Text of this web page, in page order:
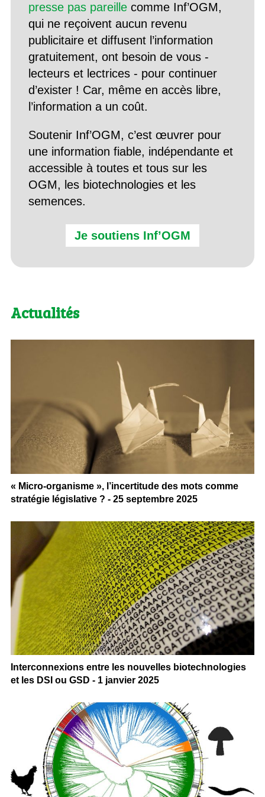
presse pas pareillecomme Inf’OGM,
qui ne reçoivent aucun revenu
publicitaire et diffusent l’information
gratuitement, ont besoin de vous -
lecteurs et lectrices - pour continuer
d’exister ! Car, même en accès libre,
l’information a un coût.
Soutenir Inf’OGM, c’est œuvrer pour
une information fiable, indépendante et
accessible à toutes et tous sur les
OGM, les biotechnologies et les
semences.
Je soutiens Inf’OGM
Actualités
« Micro-organisme », l’incertitude des mots comme
stratégie législative ? - 25 septembre 2025
Interconnexions entre les nouvelles biotechnologies
et les DSI ou GSD - 1 janvier 2025